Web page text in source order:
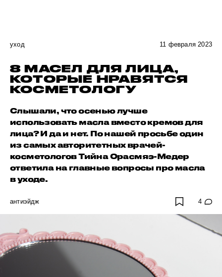
уход 11 февраля 2023
8 МАСЕЛ ДЛЯ ЛИЦА,
КОТОРЫЕ НРАВЯТСЯ
КОСМЕТОЛОГУ
Слышали, что осенью лучше
использовать масла вместо кремов для
лица? И да и нет. По нашей просьбе один
из самых авторитетных врачей-
косметологов Тийна Орасмяэ-Медер
ответила на главные вопросы про масла
в уходе.
антиэйдж 4